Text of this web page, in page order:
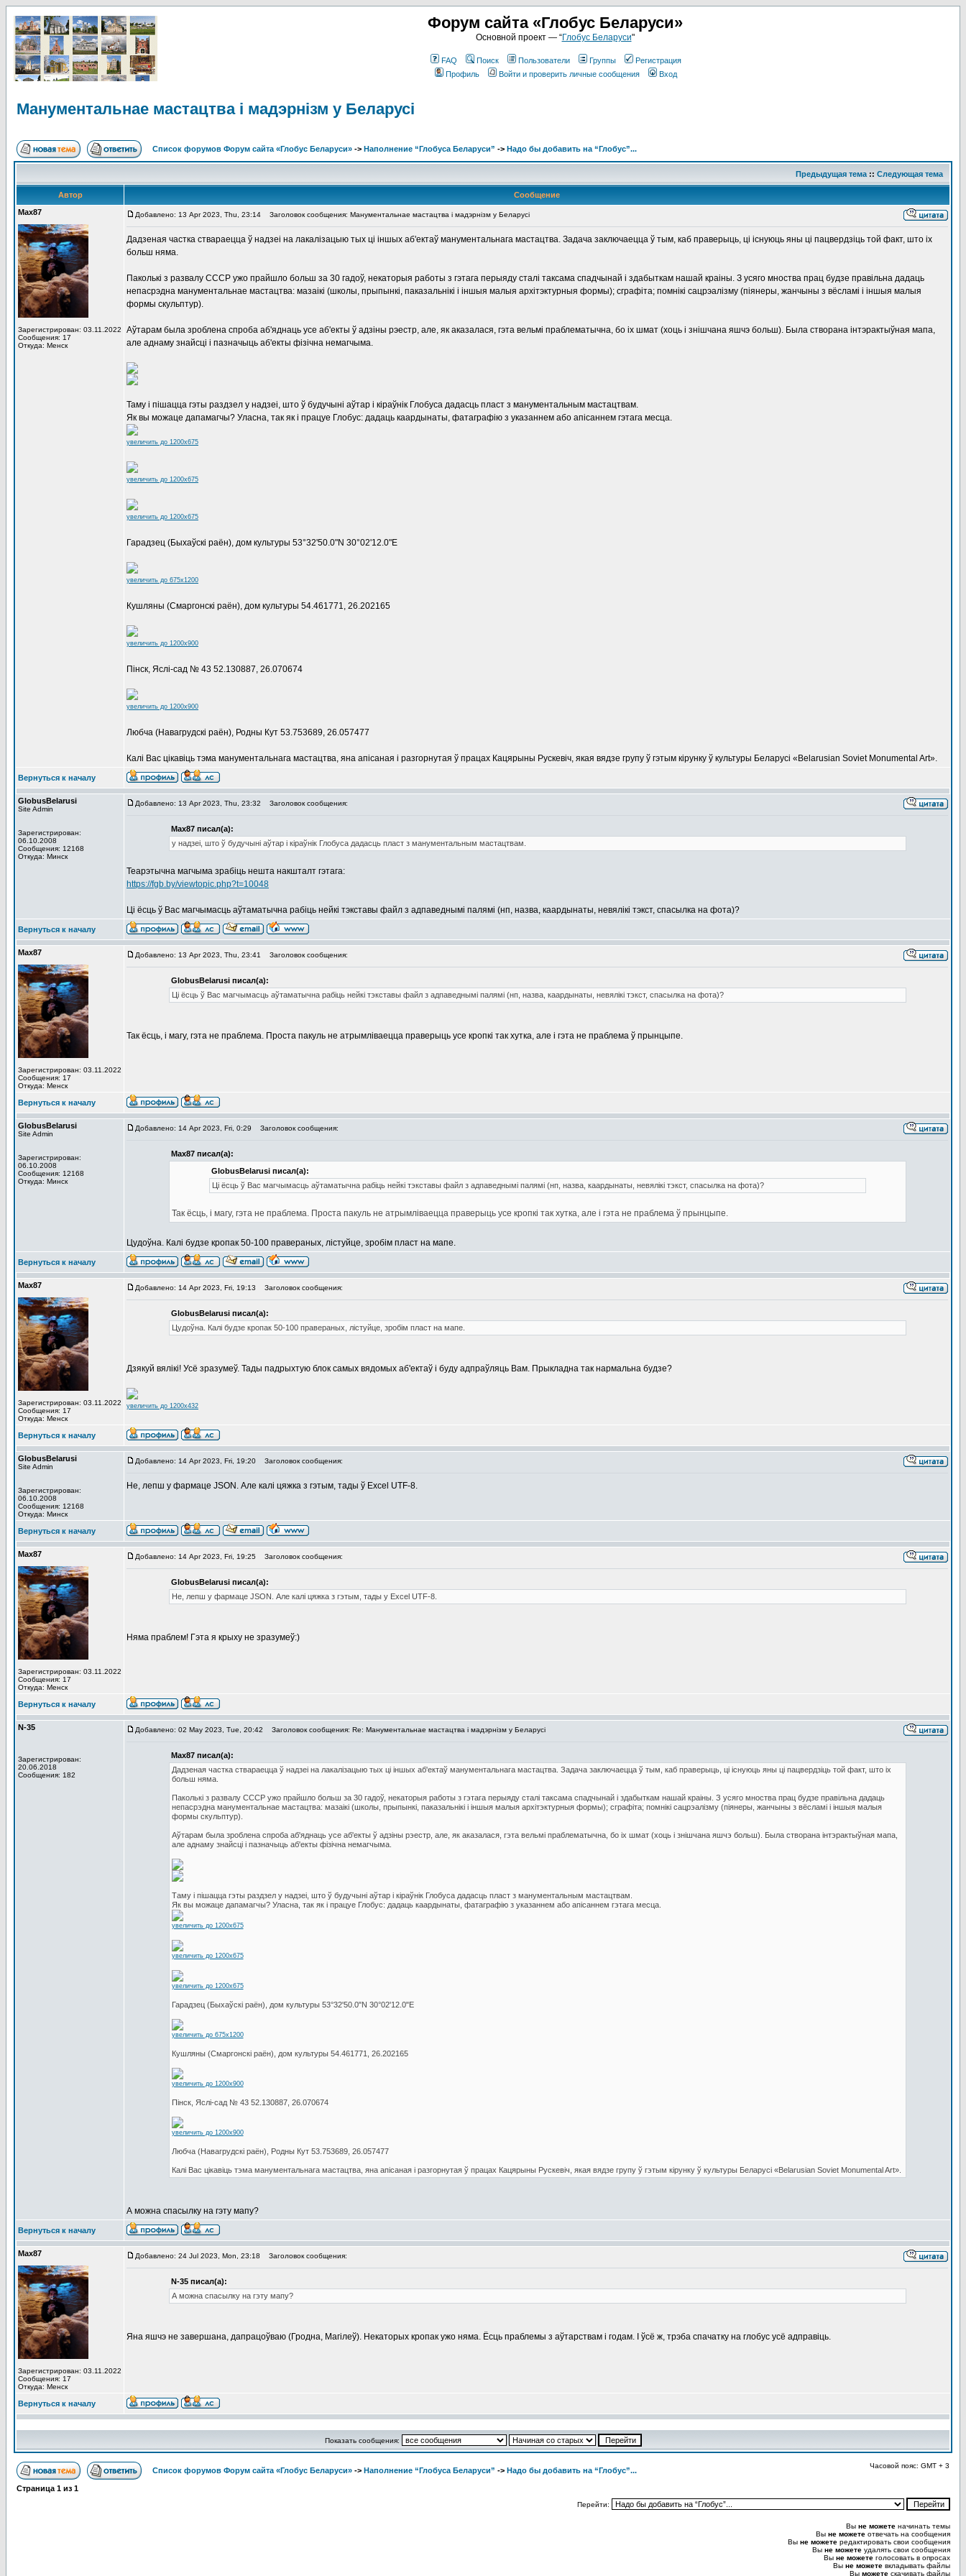
Форум сайта «Глобус Беларуси»
Основной проект — “Глобус Беларуси"
FAQ Поиск Пользователи Группы
Регистрация
Профиль
Войти и проверить личные сообщения Вход
Манументальнае мастацтва і мадэрнізм у Беларусі
Список форумов Форум сайта «Глобус Беларуси» -> Наполнение “Глобуса Беларуси” -> Надо бы добавить на “Глобус”...
Предыдущая тема :: Следующая тема
Автор
Сообщение
Max87
Зарегистрирован: 03.11.2022
Сообщения: 17
Откуда: Менск
Добавлено: 13 Apr 2023, Thu, 23:14 Заголовок сообщения: Манументальнае мастацтва і мадэрнізм у Беларусі
Дадзеная частка ствараецца ў надзеі на лакалізацыю тых ці іншых аб'ектаў манументальнага мастацтва. Задача заключаецца ў тым, каб праверыць, ці існуюць яны ці пацвердзіць той факт, што іх
больш няма.
Паколькі з развалу СССР ужо прайшло больш за 30 гадоў, некаторыя работы з гэтага перыяду сталі таксама спадчынай і здабыткам нашай краіны. З усяго мноства прац будзе правільна дадаць
непасрэдна манументальнае мастацтва: мазаікі (школы, прыпынкі, паказальнікі і іншыя малыя архітэктурныя формы); сграфіта; помнікі сацрэалізму (піянеры, жанчыны з вёсламі і іншыя малыя
формы скульптур).
Аўтарам была зроблена спроба аб'яднаць усе аб'екты ў адзіны рэестр, але, як аказалася, гэта вельмі праблематычна, бо іх шмат (хоць і знішчана яшчэ больш). Была створана інтэрактыўная мапа,
але аднаму знайсці і пазначыць аб'екты фізічна немагчыма.
Таму і пішацца гэты раздзел у надзеі, што ў будучыні аўтар і кіраўнік Глобуса дадасць пласт з манументальным мастацтвам.
Як вы можаце дапамагчы? Уласна, так як і працуе Глобус: дадаць каардынаты, фатаграфію з указаннем або апісаннем гэтага месца.
увеличить до 1200x675
увеличить до 1200x675
увеличить до 1200x675
Гарадзец (Быхаўскі раён), дом культуры 53°32'50.0"N 30°02'12.0"E
увеличить до 675x1200
Кушляны (Смаргонскі раён), дом культуры 54.461771, 26.202165
увеличить до 1200x900
Пінск, Яслі-сад № 43 52.130887, 26.070674
увеличить до 1200x900
Любча (Навагрудскі раён), Родны Кут 53.753689, 26.057477
Калі Вас цікавіць тэма манументальнага мастацтва, яна апісаная і разгорнутая ў працах Кацярыны Рускевіч, якая вядзе групу ў гэтым кірунку ў культуры Беларусі «Belarusian Soviet Monumental Art».
Вернуться к началу
GlobusBelarusi
Site Admin
Зарегистрирован:
06.10.2008
Сообщения: 12168
Откуда: Минск
Добавлено: 13 Apr 2023, Thu, 23:32 Заголовок сообщения:
Max87 писал(а):
у надзеі, што ў будучыні аўтар і кіраўнік Глобуса дадасць пласт з манументальным мастацтвам.
Теарэтычна магчыма зрабіць нешта накшталт гэтага:
https://fgb.by/viewtopic.php?t=10048
Ці ёсць ў Вас магчымасць аўтаматычна рабіць нейкі тэкставы файл з адпаведнымі палямі (нп, назва, каардынаты, невялікі тэкст, спасылка на фота)?
Вернуться к началу
Max87
Зарегистрирован: 03.11.2022
Сообщения: 17
Откуда: Менск
Добавлено: 13 Apr 2023, Thu, 23:41 Заголовок сообщения:
GlobusBelarusi писал(а):
Ці ёсць ў Вас магчымасць аўтаматычна рабіць нейкі тэкставы файл з адпаведнымі палямі (нп, назва, каардынаты, невялікі тэкст, спасылка на фота)?
Так ёсць, і магу, гэта не праблема. Проста пакуль не атрымліваецца праверыць усе кропкі так хутка, але і гэта не праблема ў прынцыпе.
Вернуться к началу
GlobusBelarusi
Site Admin
Зарегистрирован:
06.10.2008
Сообщения: 12168
Откуда: Минск
Добавлено: 14 Apr 2023, Fri, 0:29 Заголовок сообщения:
Max87 писал(а):
GlobusBelarusi писал(а):
Ці ёсць ў Вас магчымасць аўтаматычна рабіць нейкі тэкставы файл з адпаведнымі палямі (нп, назва, каардынаты, невялікі тэкст, спасылка на фота)?
Так ёсць, і магу, гэта не праблема. Проста пакуль не атрымліваецца праверыць усе кропкі так хутка, але і гэта не праблема ў прынцыпе.
Цудоўна. Калі будзе кропак 50-100 правераных, лістуйце, зробім пласт на мапе.
Вернуться к началу
Max87
Зарегистрирован: 03.11.2022
Сообщения: 17
Откуда: Менск
Добавлено: 14 Apr 2023, Fri, 19:13 Заголовок сообщения:
GlobusBelarusi писал(а):
Цудоўна. Калі будзе кропак 50-100 правераных, лістуйце, зробім пласт на мапе.
Дзякуй вялікі! Усё зразумеў. Тады падрыхтую блок самых вядомых аб'ектаў і буду адпраўляць Вам. Прыкладна так нармальна будзе?
увеличить до 1200x432
Вернуться к началу
GlobusBelarusi
Site Admin
Зарегистрирован:
06.10.2008
Сообщения: 12168
Откуда: Минск
Добавлено: 14 Apr 2023, Fri, 19:20 Заголовок сообщения:
Не, лепш у фармаце JSON. Але калі цяжка з гэтым, тады ў Excel UTF-8.
Вернуться к началу
Max87
Зарегистрирован: 03.11.2022
Сообщения: 17
Откуда: Менск
Добавлено: 14 Apr 2023, Fri, 19:25 Заголовок сообщения:
GlobusBelarusi писал(а):
Не, лепш у фармаце JSON. Але калі цяжка з гэтым, тады у Excel UTF-8.
Няма праблем! Гэта я крыху не зразумеў:)
Вернуться к началу
N-35
Зарегистрирован:
20.06.2018
Сообщения: 182
Добавлено: 02 May 2023, Tue, 20:42 Заголовок сообщения: Re: Манументальнае мастацтва і мадэрнізм у Беларусі
Max87 писал(а):
Дадзеная частка ствараецца ў надзеі на лакалізацыю тых ці іншых аб'ектаў манументальнага мастацтва. Задача заключаецца ў тым, каб праверыць, ці існуюць яны ці пацвердзіць той факт, што іх
больш няма.
Паколькі з развалу СССР ужо прайшло больш за 30 гадоў, некаторыя работы з гэтага перыяду сталі таксама спадчынай і здабыткам нашай краіны. З усяго мноства прац будзе правільна дадаць
непасрэдна манументальнае мастацтва: мазаікі (школы, прыпынкі, паказальнікі і іншыя малыя архітэктурныя формы); сграфіта; помнікі сацрэалізму (піянеры, жанчыны з вёсламі і іншыя малыя
формы скульптур).
Аўтарам была зроблена спроба аб'яднаць усе аб'екты ў адзіны рэестр, але, як аказалася, гэта вельмі праблематычна, бо іх шмат (хоць і знішчана яшчэ больш). Была створана інтэрактыўная мапа,
але аднаму знайсці і пазначыць аб'екты фізічна немагчыма.
Таму і пішацца гэты раздзел у надзеі, што ў будучыні аўтар і кіраўнік Глобуса дадасць пласт з манументальным мастацтвам.
Як вы можаце дапамагчы? Уласна, так як і працуе Глобус: дадаць каардынаты, фатаграфію з указаннем або апісаннем гэтага месца.
увеличить до 1200x675
увеличить до 1200x675
увеличить до 1200x675
Гарадзец (Быхаўскі раён), дом культуры 53°32'50.0"N 30°02'12.0"E
увеличить до 675x1200
Кушляны (Смаргонскі раён), дом культуры 54.461771, 26.202165
увеличить до 1200x900
Пінск, Яслі-сад № 43 52.130887, 26.070674
увеличить до 1200x900
Любча (Навагрудскі раён), Родны Кут 53.753689, 26.057477
Калі Вас цікавіць тэма манументальнага мастацтва, яна апісаная і разгорнутая ў працах Кацярыны Рускевіч, якая вядзе групу ў гэтым кірунку ў культуры Беларусі «Belarusian Soviet Monumental Art».
А можна спасылку на гэту мапу?
Вернуться к началу
Max87
Зарегистрирован: 03.11.2022
Сообщения: 17
Откуда: Менск
Добавлено: 24 Jul 2023, Mon, 23:18 Заголовок сообщения:
N-35 писал(а):
А можна спасылку на гэту мапу?
Яна яшчэ не завершана, дапрацоўваю (Гродна, Магілеў). Некаторых кропак ужо няма. Ёсць праблемы з аўтарствам і годам. І ўсё ж, трэба спачатку на глобус усё адправіць.
Вернуться к началу
Показать сообщения:
Список форумов Форум сайта «Глобус Беларуси» -> Наполнение “Глобуса Беларуси” -> Надо бы добавить на “Глобус”...
Часовой пояс: GMT + 3
Страница 1 из 1
Перейти:
Вы не можете начинать темы
Вы не можете отвечать на сообщения
Вы не можете редактировать свои сообщения
Вы не можете удалять свои сообщения
Вы не можете голосовать в опросах
Вы не можете вкладывать файлы
Вы можете скачивать файлы